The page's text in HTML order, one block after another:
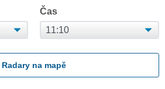
Čas
Radary na mapě